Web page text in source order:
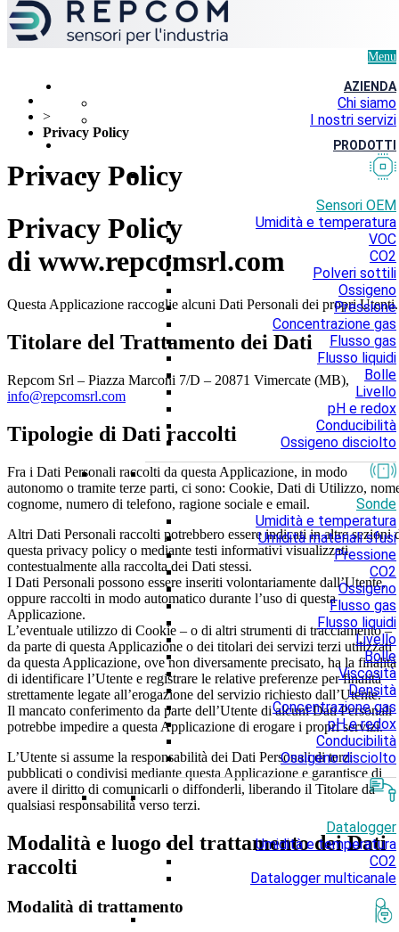
Menu
AZIENDA
Chi siamo
I nostri servizi
PRODOTTI
Sensori OEM
Umidità e temperatura
VOC
CO2
Polveri sottili
Ossigeno
Pressione
Concentrazione gas
Flusso gas
Flusso liquidi
Bolle
Livello
pH e redox
Conducibilità
Ossigeno disciolto
Sonde
Umidità e temperatura
Umidità materiali sfusi
Pressione
CO2
Ossigeno
Flusso gas
Flusso liquidi
Livello
Bolle
Viscosità
Densità
Concentrazione gas
pH e redox
Conducibilità
Ossigeno disciolto
Datalogger
Umidità e temperatura
CO2
Datalogger multicanale
>
Privacy Policy
Privacy Policy
Privacy Policy
di www.repcomsrl.com
Questa Applicazione raccoglie alcuni Dati Personali dei propri Utenti.
Titolare del Trattamento dei Dati
Repcom Srl – Piazza Marconi 7/D – 20871 Vimercate (MB),
info@repcomsrl.com
Tipologie di Dati raccolti
Fra i Dati Personali raccolti da questa Applicazione, in modo
autonomo o tramite terze parti, ci sono: Cookie, Dati di Utilizzo,
cognome, numero di telefono, ragione sociale e email.
Altri Dati Personali raccolti potrebbero essere indicati in altre sezioni
questa privacy policy o mediante testi informativi visualizzati
contestualmente alla raccolta dei Dati stessi.
I Dati Personali possono essere inseriti volontariamente dall’Utente,
oppure raccolti in modo automatico durante l’uso di questa
Applicazione.
L’eventuale utilizzo di Cookie – o di altri strumenti di tracciamento –
da parte di questa Applicazione o dei titolari dei servizi terzi utilizzati
da questa Applicazione, ove non diversamente precisato, ha la finalità
di identificare l’Utente e registrare le relative preferenze per finalità
strettamente legate all’erogazione del servizio richiesto dall’Utente.
Il mancato conferimento da parte dell’Utente di alcuni Dati Personali
potrebbe impedire a questa Applicazione di erogare i propri servizi.
L’Utente si assume la responsabilità dei Dati Personali di terzi
pubblicati o condivisi mediante questa Applicazione e garantisce di
avere il diritto di comunicarli o diffonderli, liberando il Titolare da
qualsiasi responsabilità verso terzi.
Modalità e luogo del trattamento dei Dati
raccolti
Modalità di trattamento